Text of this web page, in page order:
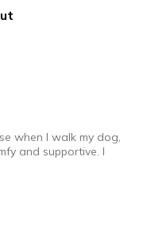
when I walk my dog,
and supportive. I